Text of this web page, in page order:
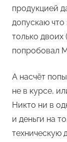
продукцией
допускаю что
только двоих
попробовал
А насчёт
не в курсе,
Никто ни в
и деньги на
техническую